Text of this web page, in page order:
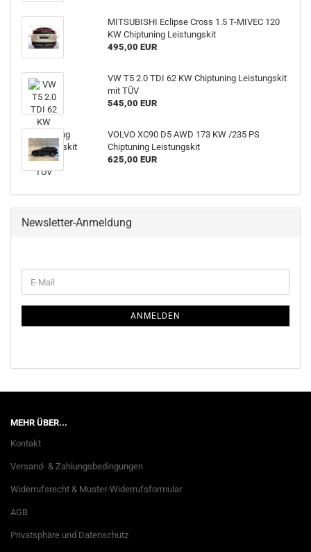
MITSUBISHI Eclipse Cross 1.5 T-MIVEC 120
KW Chiptuning Leistungskit
495,00 EUR
VW T5 2.0 TDI 62 KW Chiptuning Leistungskit
mit TÜV
545,00 EUR
VOLVO XC90 D5 AWD 173 KW /235 PS
Chiptuning Leistungskit
625,00 EUR
Newsletter-Anmeldung
ZUR
E-
Mail
ANMELDEN
MEHR ÜBER...
Kontakt
Versand- & Zahlungsbedingungen
Widerrufsrecht & Muster-Widerrufsformular
AGB
Privatsphäre und Datenschutz